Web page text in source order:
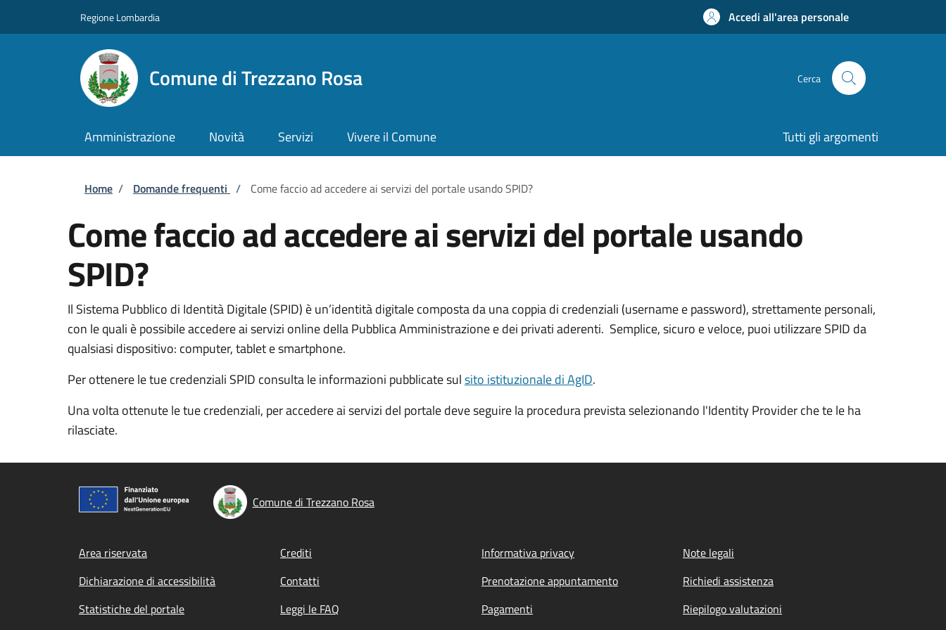
Regione Lombardia Accedi all'area personale
Comune di Trezzano Rosa Cerca
Amministrazione Novità Servizi Vivere il Comune Tutti gli argomenti
Briciole di pane
Home / Domande frequenti / Come faccio ad accedere ai servizi del portale usando SPID?
Come faccio ad accedere ai servizi del portale usando
SPID?
Il Sistema Pubblico di Identità Digitale (SPID) è un’identità digitale composta da una coppia di credenziali (username e password), strettamente personali,
con le quali è possibile accedere ai servizi online della Pubblica Amministrazione e dei privati aderenti. Semplice, sicuro e veloce, puoi utilizzare SPID da
qualsiasi dispositivo: computer, tablet e smartphone.
Per ottenere le tue credenziali SPID consulta le informazioni pubblicate sulsito istituzionale di AgID.
Una volta ottenute le tue credenziali, per accedere ai servizi del portale deve seguire la procedura prevista selezionando l'Identity Provider che te le ha
rilasciate.
Comune di Trezzano Rosa
Footer menu
Area riservata Crediti Informativa privacy
Note legali
Dichiarazione di accessibilità
Contatti Prenotazione appuntamento
Richiedi assistenza
Statistiche del portale
Leggi le FAQ Pagamenti
Riepilogo valutazioni